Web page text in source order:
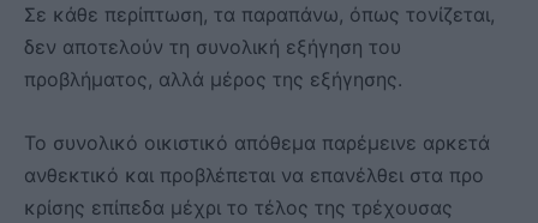
Σε κάθε περίπτωση, τα παραπάνω, όπως τονίζεται,
δεν αποτελούν τη συνολική εξήγηση του
προβλήματος, αλλά μέρος της εξήγησης.
Το συνολικό οικιστικό απόθεμα παρέμεινε αρκετά
ανθεκτικό και προβλέπεται να επανέλθει στα προ
κρίσης επίπεδα μέχρι το τέλος της τρέχουσας